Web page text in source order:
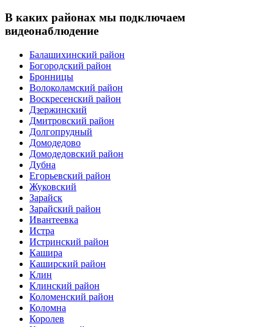
В каких районах мы подключаем
видеонаблюдение
Балашихинский район
Богородский район
Бронницы
Волоколамский район
Воскресенский район
Дзержинский
Дмитровский район
Долгопрудный
Домодедово
Домодедовский район
Дубна
Егорьевский район
Жуковский
Зарайск
Зарайский район
Ивантеевка
Истра
Истринский район
Кашира
Каширский район
Клин
Клинский район
Коломенский район
Коломна
Королев